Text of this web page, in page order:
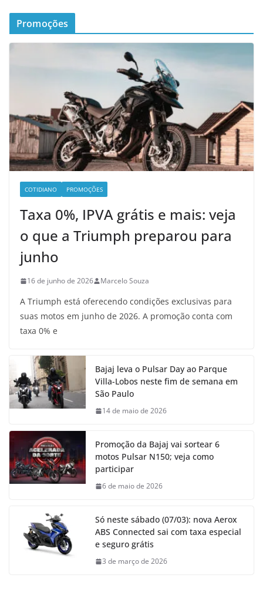
Promoções
COTIDIANO PROMOÇÕES
Taxa 0%, IPVA grátis e mais: veja
o que a Triumph preparou para
junho
16 de junho de 2026 Marcelo Souza
A Triumph está oferecendo condições exclusivas para
suas motos em junho de 2026. A promoção conta com
taxa 0% e
Bajaj leva o Pulsar Day ao Parque
Villa-Lobos neste fim de semana em
São Paulo
14 de maio de 2026
Promoção da Bajaj vai sortear 6
motos Pulsar N150; veja como
participar
6 de maio de 2026
Só neste sábado (07/03): nova Aerox
ABS Connected sai com taxa especial
e seguro grátis
3 de março de 2026